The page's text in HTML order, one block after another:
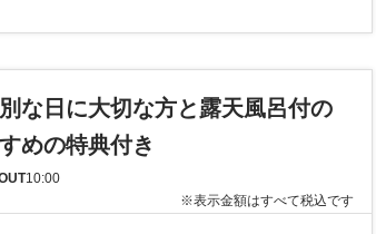
な日に大切な方と露天風呂付の
めの特典付き
10:00
※表示金額はすべて税込です